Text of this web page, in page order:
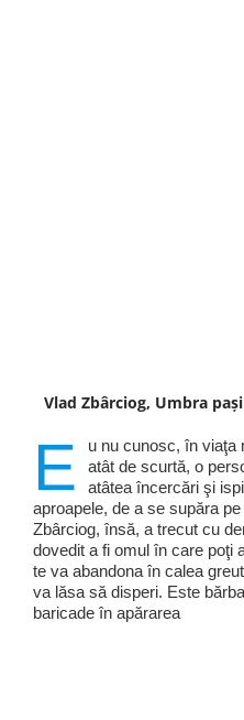
Vlad Zbârciog, Umbra
E
u nu cunosc, în viaţa
atât de scurtă, o
atâtea încercări şi
aproapele, de a se supăra
Zbârciog, însă, a trecut cu
dovedit a fi omul în care poţi
te va abandona în calea
va lăsa să disperi. Este
baricade în apărarea